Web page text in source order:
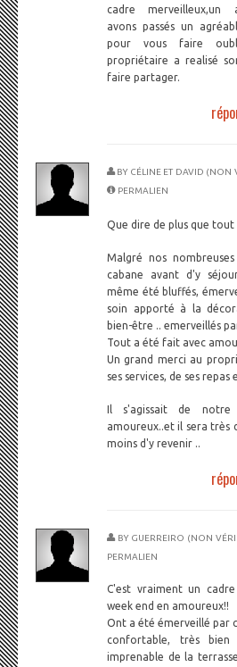
cadre merveilleux,un
avons passés un
pour vous faire
propriétaire a realisé
faire partager.
BY CÉLINE ET DAVID (NON
PERMALIEN
Que dire de plus que tout
Malgré nos
cabane avant d'y
même été bluffés,
soin apporté à la
bien-être .. emerveillés
Tout a été fait avec
Un grand merci au
ses services, de ses
Il s'agissait de notre
amoureux..et il sera très
moins d'y revenir ..
BY GUERREIRO (NON
PERMALIEN
C'est vraiment un
week end en amoureux!!
Ont a été émerveillé par
confortable, très
imprenable de la